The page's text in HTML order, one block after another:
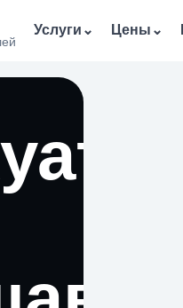
Услуги ⌄ Цены ⌄